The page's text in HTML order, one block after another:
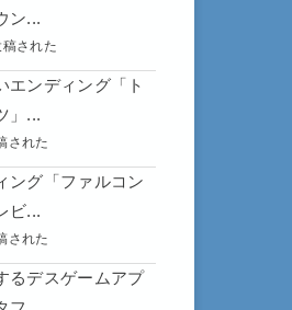
ン...
された
エンディング「ト
」...
された
ング「ファルコン
ビ...
された
るデスゲームアプ